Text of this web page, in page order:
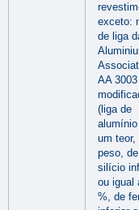
exceto:
de liga
AA 3003
(liga de
um teor,
peso, de
silício
ou igual
%, de